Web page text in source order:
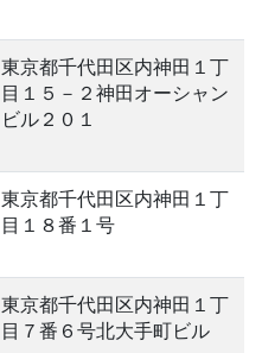
東京都千代田区内神田１丁
目１５－２神田オーシャン
ビル２０１
東京都千代田区内神田１丁
目１８番１号
東京都千代田区内神田１丁
目７番６号北大手町ビル